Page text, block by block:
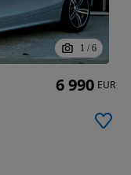
1 / 6
6 990 EUR